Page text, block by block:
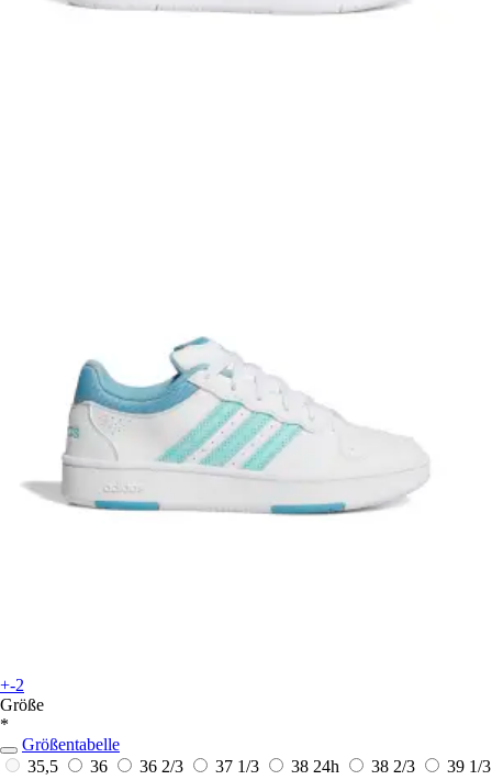
+-2
Größe
*
Größentabelle
35,5
36 36 2/3 37 1/3 38 24h 38 2/3
39 1/3